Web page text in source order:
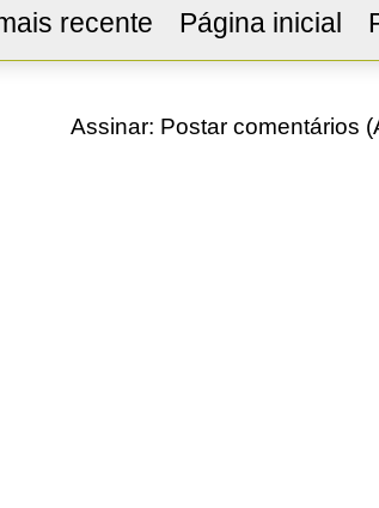
recente Página inicial
Assinar: Postar comentários